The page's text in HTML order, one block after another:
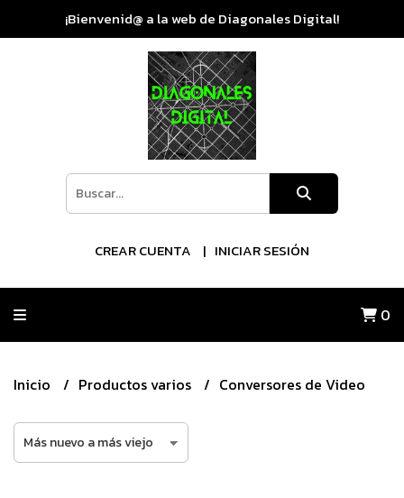
¡Bienvenid@ a la web de Diagonales Digital!
CREAR CUENTA INICIAR SESIÓN
0
Inicio Productos varios Conversores de Video